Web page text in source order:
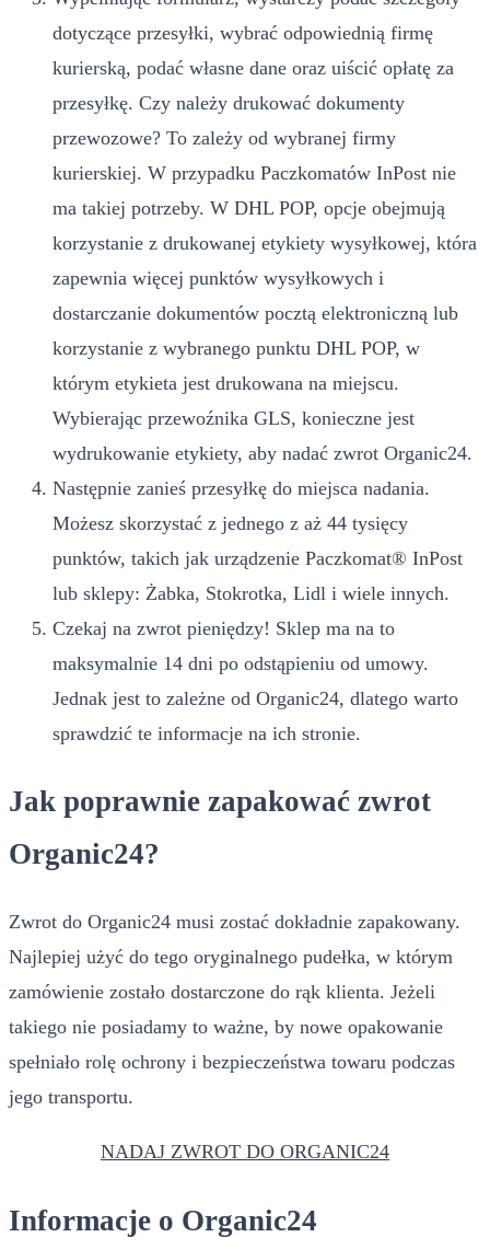
dotyczące przesyłki, wybrać odpowiednią firmę
kurierską, podać własne dane oraz uiścić opłatę za
przesyłkę. Czy należy drukować dokumenty
przewozowe? To zależy od wybranej firmy
kurierskiej. W przypadku Paczkomatów InPost nie
ma takiej potrzeby. W DHL POP, opcje obejmują
korzystanie z drukowanej etykiety wysyłkowej, która
zapewnia więcej punktów wysyłkowych i
dostarczanie dokumentów pocztą elektroniczną lub
korzystanie z wybranego punktu DHL POP, w
którym etykieta jest drukowana na miejscu.
Wybierając przewoźnika GLS, konieczne jest
wydrukowanie etykiety, aby nadać zwrot Organic24.
Następnie zanieś przesyłkę do miejsca nadania.
Możesz skorzystać z jednego z aż 44 tysięcy
punktów, takich jak urządzenie Paczkomat® InPost
lub sklepy: Żabka, Stokrotka, Lidl i wiele innych.
Czekaj na zwrot pieniędzy! Sklep ma na to
maksymalnie 14 dni po odstąpieniu od umowy.
Jednak jest to zależne od Organic24, dlatego warto
sprawdzić te informacje na ich stronie.
Jak poprawnie zapakować zwrot
Organic24?
Zwrot do Organic24 musi zostać dokładnie zapakowany.
Najlepiej użyć do tego oryginalnego pudełka, w którym
zamówienie zostało dostarczone do rąk klienta. Jeżeli
takiego nie posiadamy to ważne, by nowe opakowanie
spełniało rolę ochrony i bezpieczeństwa towaru podczas
jego transportu.
NADAJ ZWROT DO ORGANIC24
Informacje o Organic24